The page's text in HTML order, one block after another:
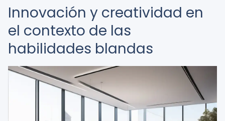
Innovación y creatividad en
el contexto de las
habilidades blandas